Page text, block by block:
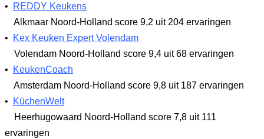
•
REDDY Keukens
Alkmaar Noord-Holland score 9,2 uit 204 ervaringen
•
Kex Keuken Expert Volendam
Volendam Noord-Holland score 9,4 uit 68 ervaringen
•
KeukenCoach
Amsterdam Noord-Holland score 9,8 uit 187 ervaringen
•
KüchenWelt
Heerhugowaard Noord-Holland score 7,8 uit 111
ervaringen